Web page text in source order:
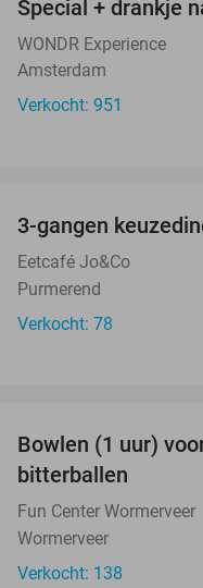
Special + drankje
WONDR Experience
Amsterdam
Verkocht: 951
3-gangen
Eetcafé Jo&Co
Purmerend
Verkocht: 78
Bowlen (1 uur)
bitterballen
Fun Center Wormerveer
Wormerveer
Verkocht: 138